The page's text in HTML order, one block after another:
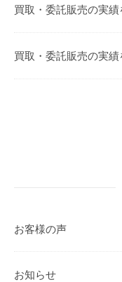
買取・委託販売の実績
買取・委託販売の実績
お客様の声
お知らせ